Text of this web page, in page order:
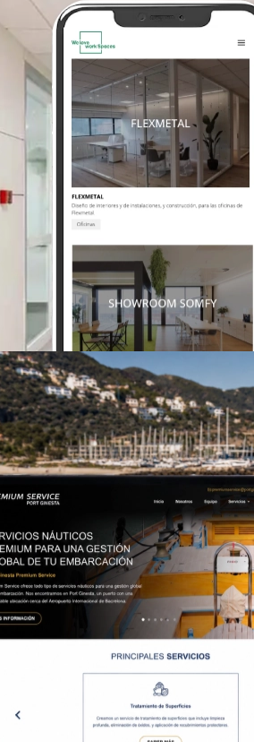
Port Ginesta